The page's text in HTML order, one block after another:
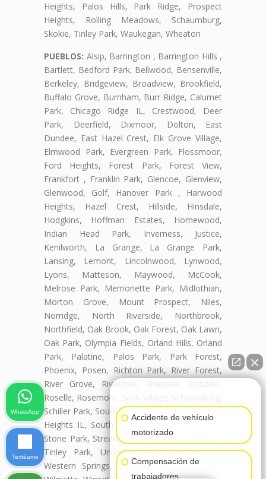
Heights, Palos Hills, Park Ridge, Prospect
Heights, Rolling Meadows, Schaumburg,
Skokie, Tinley Park, Waukegan, Wheaton
PUEBLOS: Alsip, Barrington , Barrington Hills ,
Bartlett, Bedford Park, Bellwood, Bensenville,
Berkeley, Bridgeview, Broadview, Brookfield,
Buffalo Grove, Burnham, Burr Ridge, Calumet
Park, Chicago Ridge IL, Crestwood, Deer
Park, Deerfield, Dixmoor, Dolton, East
Dundee, East Hazel Crest, Elk Grove Village,
Elmwood Park, Evergreen Park, Flossmoor,
Ford Heights, Forest Park, Forest View,
Frankfort , Franklin Park, Glencoe, Glenview,
Glenwood, Golf, Hanover Park , Harwood
Heights, Hazel Crest, Hillside, Hinsdale,
Hodgkins, Hoffman Estates, Homewood,
Indian Head Park, Inverness, Justice,
Kenilworth, La Grange, La Grange Park,
Lansing, Lemont, Lincolnwood, Lynwood,
Lyons, Matteson, Maywood, McCook,
Melrose Park, Merrionette Park, Midlothian,
Morton Grove, Mount Prospect, Niles,
Norridge, North Riverside, Northbrook,
Northfield, Oak Brook, Oak Forest, Oak Lawn,
Oak Park, Olympia Fields, Orland Hills, Orland
Park, Palatine, Palos Park, Park Forest,
Phoenix, Posen, Richton Park, River Forest,
River Grove, Riverdale, Riverside, Robbins,
Roselle, Rosemont, Sauk Village, Schaumburg,
Schiller Park, South Barrington, South Chicago
Heights IL, South Holland, Steger , Stickney,
Stone Park, Streamwood, Summit, Thornton,
Tinley Park, University Park, Westchester,
Western Springs, Wheeling, Willow Springs,
Accidente de vehículo
motorizado
Compensación de
trabajadores
WhatsApp
Textéame